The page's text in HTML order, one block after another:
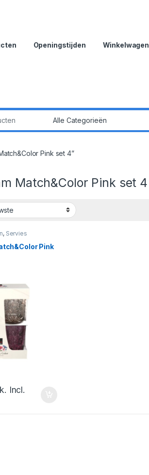
Openingstijden Winkelwagen
Pink set 4”
Match&Color Pink set 4
, Servies
Pink
Incl.